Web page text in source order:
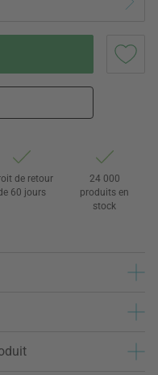
de retour
60 jours
24 000
produits en
stock